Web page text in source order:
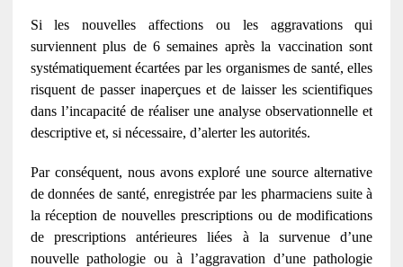
Si les nouvelles affections ou les aggravations qui
surviennent plus de 6 semaines après la vaccination sont
systématiquement écartées par les organismes de santé, elles
risquent de passer inaperçues et de laisser les scientifiques
dans l’incapacité de réaliser une analyse observationnelle et
descriptive et, si nécessaire, d’alerter les autorités.
Par conséquent, nous avons exploré une source alternative
de données de santé, enregistrée par les pharmaciens suite à
la réception de nouvelles prescriptions ou de modifications
de prescriptions antérieures liées à la survenue d’une
nouvelle pathologie ou à l’aggravation d’une pathologie